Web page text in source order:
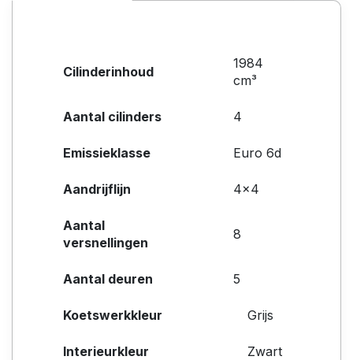
Cilinderinhoud
1984
cm³
Aantal cilinders 4
Emissieklasse Euro 6d
Aandrijflijn 4x4
Aantal
versnellingen
8
Aantal deuren 5
Koetswerkkleur Grijs
Interieurkleur Zwart